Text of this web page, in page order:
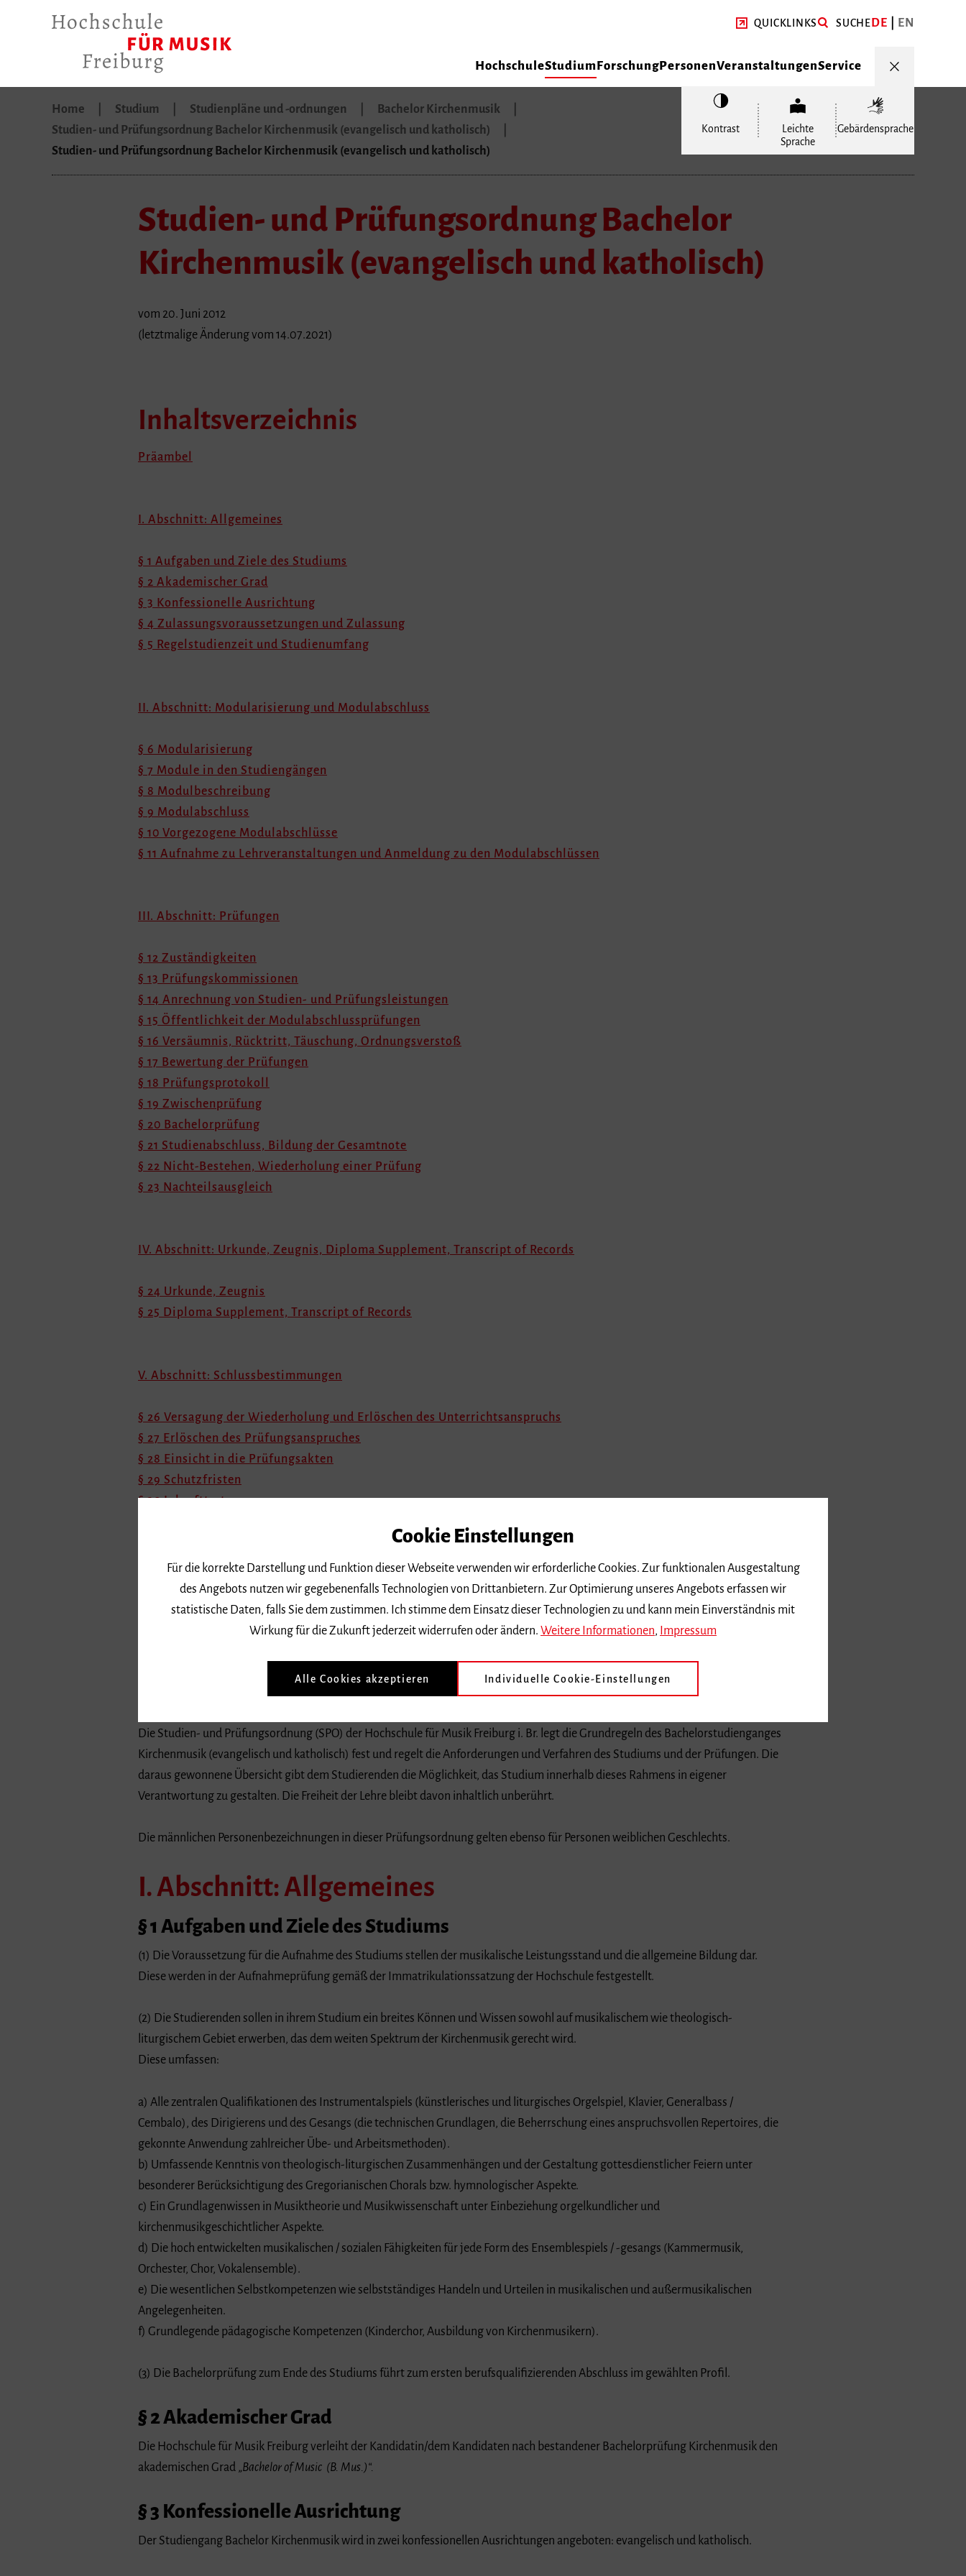
QUICKLINKS SUCHEDE EN
HochschuleStudiumForschungPersonenVeranstaltungenService
Kontrast
Leichte
Sprache
Gebärdensprache
Home Studium Studienpläne und -ordnungen
Bachelor Kirchenmusik
Studien- und Prüfungsordnung Bachelor Kirchenmusik (evangelisch und katholisch)
Studien- und Prüfungsordnung Bachelor Kirchenmusik (evangelisch und katholisch)
Studien- und Prüfungsordnung Bachelor
Kirchenmusik (evangelisch und katholisch)
vom 20. Juni 2012
(letztmalige Änderung vom 14.07.2021)
Inhaltsverzeichnis
Präambel
I. Abschnitt: Allgemeines
§ 1 Aufgaben und Ziele des Studiums
§ 2 Akademischer Grad
§ 3 Konfessionelle Ausrichtung
§ 4 Zulassungsvoraussetzungen und Zulassung
§ 5 Regelstudienzeit und Studienumfang
II. Abschnitt: Modularisierung und Modulabschluss
§ 6 Modularisierung
§ 7 Module in den Studiengängen
§ 8 Modulbeschreibung
§ 9 Modulabschluss
§ 10 Vorgezogene Modulabschlüsse
§ 11 Aufnahme zu Lehrveranstaltungen und Anmeldung zu den Modulabschlüssen
III. Abschnitt: Prüfungen
§ 12 Zuständigkeiten
§ 13 Prüfungskommissionen
§ 14 Anrechnung von Studien- und Prüfungsleistungen
§ 15 Öffentlichkeit der Modulabschlussprüfungen
§ 16 Versäumnis, Rücktritt, Täuschung, Ordnungsverstoß
§ 17 Bewertung der Prüfungen
§ 18 Prüfungsprotokoll
§ 19 Zwischenprüfung
§ 20 Bachelorprüfung
§ 21 Studienabschluss, Bildung der Gesamtnote
§ 22 Nicht-Bestehen, Wiederholung einer Prüfung
§ 23 Nachteilsausgleich
IV. Abschnitt: Urkunde, Zeugnis, Diploma Supplement, Transcript of Records
§ 24 Urkunde, Zeugnis
§ 25 Diploma Supplement, Transcript of Records
V. Abschnitt: Schlussbestimmungen
§ 26 Versagung der Wiederholung und Erlöschen des Unterrichtsanspruchs
§ 27 Erlöschen des Prüfungsanspruches
§ 28 Einsicht in die Prüfungsakten
§ 29 Schutzfristen
§ 30 Inkrafttreten
Aufgrund § 8 Abs. 2 i.V.m. § 34 Landeshochschulgesetz (LHG) vom 01. Januar 2005 (Ges.Bl. v. 05.01.2005, S. 1) geändert durch das
Gesetz zur Umsetzung der Föderalismusreform im Hochschulbereich vom 20. November 2007 (GBl. S. 505), zuletzt geändert durch
Artikel 19 der Verordnung vom 25. Januar 2012 (GBl. S. 65, 67) hat der Senat der Hochschule für Musik Freiburg in seiner Sitzung am
Die Studien- und Prüfungsordnung (SPO) der Hochschule für Musik Freiburg i. Br. legt die Grundregeln des Bachelorstudienganges
Kirchenmusik (evangelisch und katholisch) fest und regelt die Anforderungen und Verfahren des Studiums und der Prüfungen. Die
daraus gewonnene Übersicht gibt dem Studierenden die Möglichkeit, das Studium innerhalb dieses Rahmens in eigener
Verantwortung zu gestalten. Die Freiheit der Lehre bleibt davon inhaltlich unberührt.
Die männlichen Personenbezeichnungen in dieser Prüfungsordnung gelten ebenso für Personen weiblichen Geschlechts.
I. Abschnitt: Allgemeines
§ 1 Aufgaben und Ziele des Studiums
(1) Die Voraussetzung für die Aufnahme des Studiums stellen der musikalische Leistungsstand und die allgemeine Bildung dar.
Diese werden in der Aufnahmeprüfung gemäß der Immatrikulationssatzung der Hochschule festgestellt.
(2) Die Studierenden sollen in ihrem Studium ein breites Können und Wissen sowohl auf musikalischem wie theologisch-
liturgischem Gebiet erwerben, das dem weiten Spektrum der Kirchenmusik gerecht wird.
Diese umfassen:
a) Alle zentralen Qualifikationen des Instrumentalspiels (künstlerisches und liturgisches Orgelspiel, Klavier, Generalbass /
Cembalo), des Dirigierens und des Gesangs (die technischen Grundlagen, die Beherrschung eines anspruchsvollen Repertoires, die
gekonnte Anwendung zahlreicher Übe- und Arbeitsmethoden).
b) Umfassende Kenntnis von theologisch-liturgischen Zusammenhängen und der Gestaltung gottesdienstlicher Feiern unter
besonderer Berücksichtigung des Gregorianischen Chorals bzw. hymnologischer Aspekte.
c) Ein Grundlagenwissen in Musiktheorie und Musikwissenschaft unter Einbeziehung orgelkundlicher und
kirchenmusikgeschichtlicher Aspekte.
d) Die hoch entwickelten musikalischen / sozialen Fähigkeiten für jede Form des Ensemblespiels / -gesangs (Kammermusik,
Orchester, Chor, Vokalensemble).
e) Die wesentlichen Selbstkompetenzen wie selbstständiges Handeln und Urteilen in musikalischen und außermusikalischen
Angelegenheiten.
f) Grundlegende pädagogische Kompetenzen (Kinderchor, Ausbildung von Kirchenmusikern).
(3) Die Bachelorprüfung zum Ende des Studiums führt zum ersten berufs­­qualifizierenden Abschluss im gewählten Profil.
§ 2 Akademischer Grad
Die Hochschule für Musik Freiburg verleiht der Kandidatin/dem Kandidaten nach bestandener Bachelorprüfung Kirchenmusik den
akademischen Grad „Bachelor of Music (B. Mus.)“.
§ 3 Konfessionelle Ausrichtung
Der Studiengang Bachelor Kirchenmusik wird in zwei konfessionellen Ausrichtungen angeboten: evangelisch und katholisch.
Cookie Einstellungen
Für die korrekte Darstellung und Funktion dieser Webseite verwenden wir erforderliche Cookies. Zur funktionalen Ausgestaltung
des Angebots nutzen wir gegebenenfalls Technologien von Drittanbietern. Zur Optimierung unseres Angebots erfassen wir
statistische Daten, falls Sie dem zustimmen. Ich stimme dem Einsatz dieser Technologien zu und kann mein Einverständnis mit
Wirkung für die Zukunft jederzeit widerrufen oder ändern. Weitere Informationen, Impressum
Alle Cookies akzeptieren Individuelle Cookie-Einstellungen